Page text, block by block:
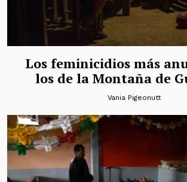
Los feminicidios más
los de la Montaña de
Vania Pigeonutt